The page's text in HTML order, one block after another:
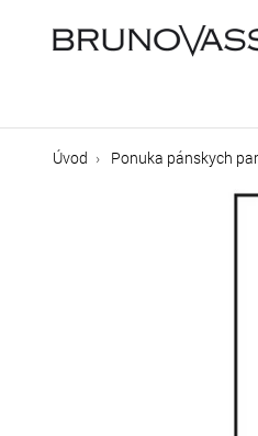
Úvod Ponuka pánskych